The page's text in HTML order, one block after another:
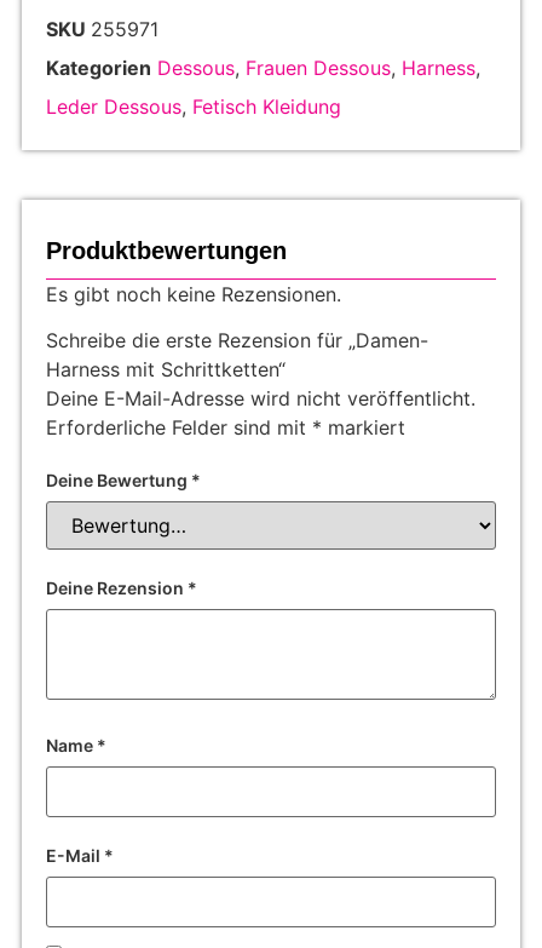
SKU 255971
Kategorien Dessous, Frauen Dessous, Harness,
Leder Dessous, Fetisch Kleidung
Produktbewertungen
Es gibt noch keine Rezensionen.
Schreibe die erste Rezension für „Damen-
Harness mit Schrittketten“
Deine E-Mail-Adresse wird nicht veröffentlicht.
Erforderliche Felder sind mit * markiert
Deine Bewertung *
Deine Rezension *
Name *
E-Mail *